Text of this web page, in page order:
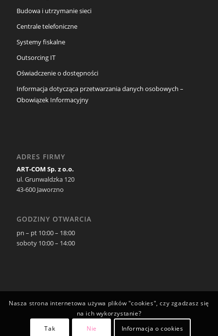
Budowa i utrzymanie sieci
Centrale telefoniczne
Systemy fiskalne
Outsorcing IT
Oświadczenie o dostępności
Informacja dotycząca przetwarzania danych osobowych –
Obowiązek Informacyjny
ADRES FIRMY
ART-COM Sp. z o.o.
ul. Grunwaldzka 120
43-600 Jaworzno
GODZINY OTWARCIA
pn – pt 10:00 – 18:00
soboty 10:00 – 14:00
Nasza strona internetowa używa plików "cookies", czy zgadzasz się
na ich wykorzystanie?
Tak
Nie Informacja o cookies